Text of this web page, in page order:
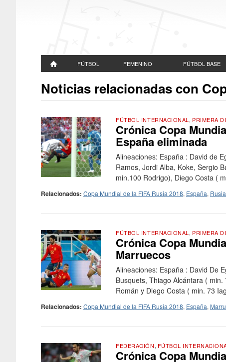
FÚTBOL FEMENINO FÚTBOL BASE
Noticias relacionadas con
FÚTBOL INTERNACIONAL , PRIMERA
Crónica Copa
España eliminada
Alineaciones: España : David de
Ramos, Jordi Alba, Koke, Sergio
min.100 Rodrigo), Diego Costa (
Relacionados: Copa Mundial de la FIFA Rusia 2018, España, Rusia
FÚTBOL INTERNACIONAL , PRIMERA
Crónica Copa
Marruecos
Alineaciones: España : David De
Busquets, Thiago Alcántara (
Román y Diego Costa ( min. 73
Relacionados: Copa Mundial de la FIFA Rusia 2018, España,
FEDERACIÓN, FÚTBOL
Crónica Copa